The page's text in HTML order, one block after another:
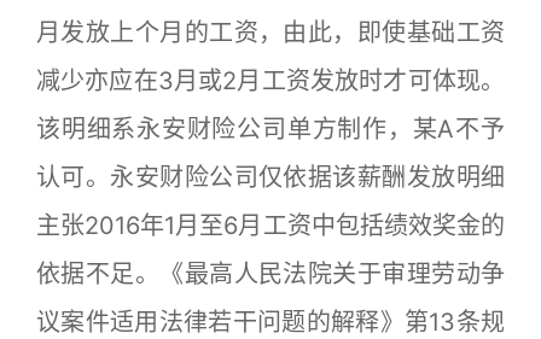
月发放上个月的工资，由此，即使基础工资
减少亦应在3月或2月工资发放时才可体现。
该明细系永安财险公司单方制作，某A不予
认可。永安财险公司仅依据该薪酬发放明细
主张2016年1月至6月工资中包括绩效奖金的
依据不足。《最高人民法院关于审理劳动争
议案件适用法律若干问题的解释》第13条规